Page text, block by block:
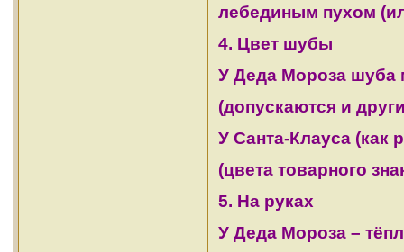
лебединым пухом
4. Цвет шубы
У Деда Мороза шуба
(допускаются и
У Санта-Клауса (как
(цвета товарного
5. На руках
У Деда Мороза –